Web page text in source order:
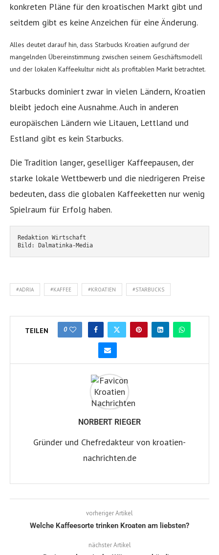
konkreten Pläne für den kroatischen Markt gibt und
seitdem gibt es keine Anzeichen für eine Änderung.
Alles deutet darauf hin, dass Starbucks Kroatien aufgrund der
mangelnden Übereinstimmung zwischen seinem Geschäftsmodell
und der lokalen Kaffeekultur nicht als profitablen Markt betrachtet.
Starbucks dominiert zwar in vielen Ländern, Kroatien
bleibt jedoch eine Ausnahme. Auch in anderen
europäischen Ländern wie Litauen, Lettland und
Estland gibt es kein Starbucks.
Die Tradition langer, geselliger Kaffeepausen, der
starke lokale Wettbewerb und die niedrigeren Preise
bedeuten, dass die globalen Kaffeeketten nur wenig
Spielraum für Erfolg haben.
Redaktion Wirtschaft
Bild: Dalmatinka-Media
#ADRIA #KAFFEE #KROATIEN #STARBUCKS
TEILEN 0
NORBERT RIEGER
Gründer und Chefredakteur von kroatien-
nachrichten.de
vorheriger Artikel
Welche Kaffeesorte trinken Kroaten am liebsten?
nächster Artikel